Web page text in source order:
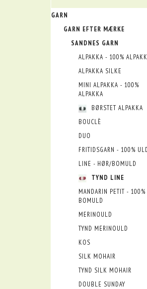
GARN
GARN EFTER MÆRKE
SANDNES GARN
ALPAKKA - 100%
ALPAKKA SILKE
MINI ALPAKKA - 100%
ALPAKKA
BØRSTET ALPAKKA
BOUCLÈ
DUO
FRITIDSGARN - 100%
LINE - HØR/BOMULD
TYND LINE
MANDARIN PETIT - 100%
BOMULD
MERINOULD
TYND MERINOULD
KOS
SILK MOHAIR
TYND SILK MOHAIR
DOUBLE SUNDAY